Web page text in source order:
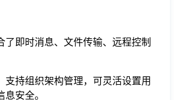
了即时消息、文件传输、远程控制
支持组织架构管理，可灵活设置用
息安全。